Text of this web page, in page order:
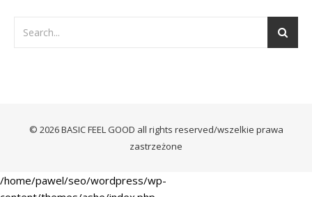
© 2026 BASIC FEEL GOOD all rights reserved/wszelkie prawa
zastrzeżone
/home/pawel/seo/wordpress/wp-